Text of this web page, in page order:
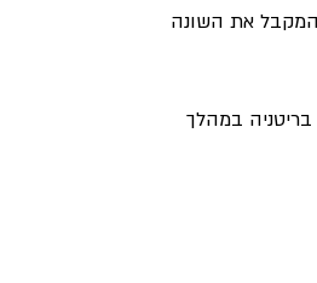
המקבל את השונה
במהלך